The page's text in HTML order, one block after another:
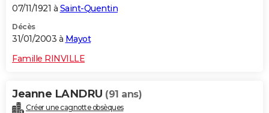
07/11/1921 à Saint-Quentin
Décès
31/01/2003 à Mayot
Famille RINVILLE
Jeanne LANDRU (91 ans)
Créer une cagnotte obsèques